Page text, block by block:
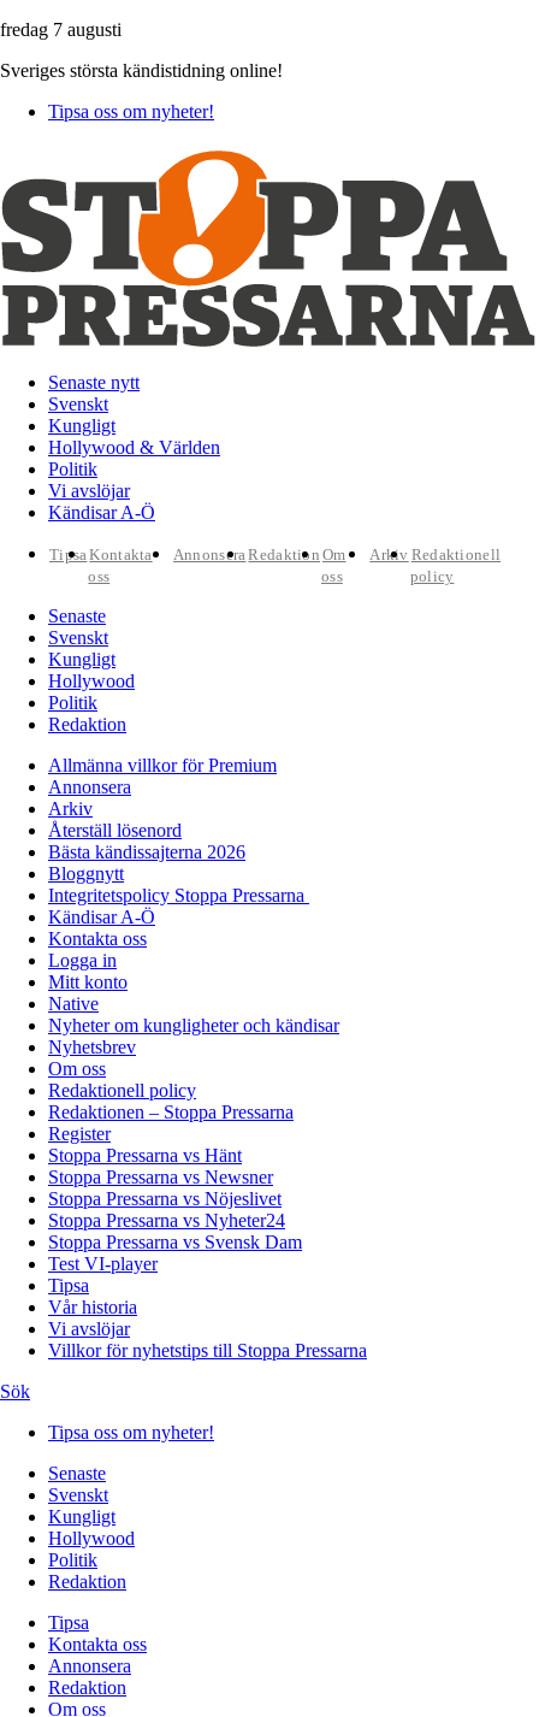
fredag 7 augusti
Sveriges största kändistidning online!
Tipsa oss om nyheter!
Senaste nytt
Svenskt
Kungligt
Hollywood & Världen
Politik
Vi avslöjar
Kändisar A-Ö
TipsaKontakta
oss
AnnonseraRedaktion Om
oss
Arkiv Redaktionell
policy
Senaste
Svenskt
Kungligt
Hollywood
Politik
Redaktion
Allmänna villkor för Premium
Annonsera
Arkiv
Återställ lösenord
Bästa kändissajterna 2026
Bloggnytt
Integritetspolicy Stoppa Pressarna
Kändisar A-Ö
Kontakta oss
Logga in
Mitt konto
Native
Nyheter om kungligheter och kändisar
Nyhetsbrev
Om oss
Redaktionell policy
Redaktionen – Stoppa Pressarna
Register
Stoppa Pressarna vs Hänt
Stoppa Pressarna vs Newsner
Stoppa Pressarna vs Nöjeslivet
Stoppa Pressarna vs Nyheter24
Stoppa Pressarna vs Svensk Dam
Test VI-player
Tipsa
Vår historia
Vi avslöjar
Villkor för nyhetstips till Stoppa Pressarna
Sök
Tipsa oss om nyheter!
Senaste
Svenskt
Kungligt
Hollywood
Politik
Redaktion
Tipsa
Kontakta oss
Annonsera
Redaktion
Om oss